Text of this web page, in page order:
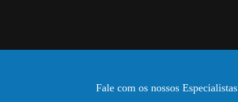
Fale com os nossos Especialistas